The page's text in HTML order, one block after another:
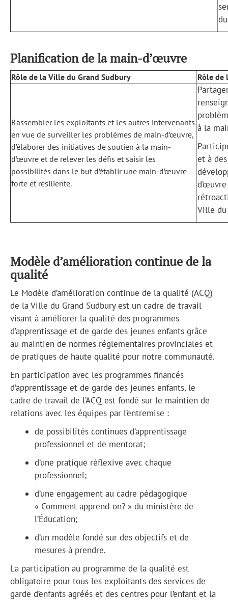
Planification de la main-d’œuvre
Rôle de la Ville du Grand Sudbury Rôle de
Rassembler les exploitants et les autres intervenants
en vue de surveiller les problèmes de main-d’œuvre,
d’élaborer des initiatives de soutien à la main-
d’œuvre et de relever les défis et saisir les
possibilités dans le but d’établir une main-d’œuvre
forte et résiliente.
à la
et à
Ville du
Modèle d’amélioration continue de la
qualité
Le Modèle d’amélioration continue de la qualité (ACQ)
de la Ville du Grand Sudbury est un cadre de travail
visant à améliorer la qualité des programmes
d’apprentissage et de garde des jeunes enfants grâce
au maintien de normes réglementaires provinciales et
de pratiques de haute qualité pour notre communauté.
En participation avec les programmes financés
d’apprentissage et de garde des jeunes enfants, le
cadre de travail de l’ACQ est fondé sur le maintien de
relations avec les équipes par l’entremise :
de possibilités continues d’apprentissage
professionnel et de mentorat;
d’une pratique réflexive avec chaque
professionnel;
d’une engagement au cadre pédagogique
« Comment apprend-on? » du ministère de
l’Éducation;
d’un modèle fondé sur des objectifs et de
mesures à prendre.
La participation au programme de la qualité est
obligatoire pour tous les exploitants des services de
garde d’enfants agréés et des centres pour l’enfant et la